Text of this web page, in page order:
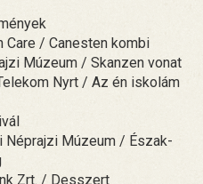
Care / Canesten kombi
Múzeum / Skanzen vonat
Nyrt / Az én iskolám
Néprajzi Múzeum / Észak-
Zrt. / Desszert